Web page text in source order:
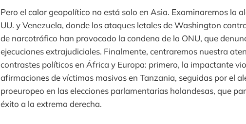
Pero el calor geopolítico no está solo en Asia. Examinaremos la
UU. y Venezuela, donde los ataques letales de Washington
de narcotráfico han provocado la condena de la ONU, que
ejecuciones extrajudiciales. Finalmente, centraremos nuestra
contrastes políticos en África y Europa: primero, la impactante
afirmaciones de víctimas masivas en Tanzania, seguidas por el
proeuropeo en las elecciones parlamentarias holandesas, que
éxito a la extrema derecha.